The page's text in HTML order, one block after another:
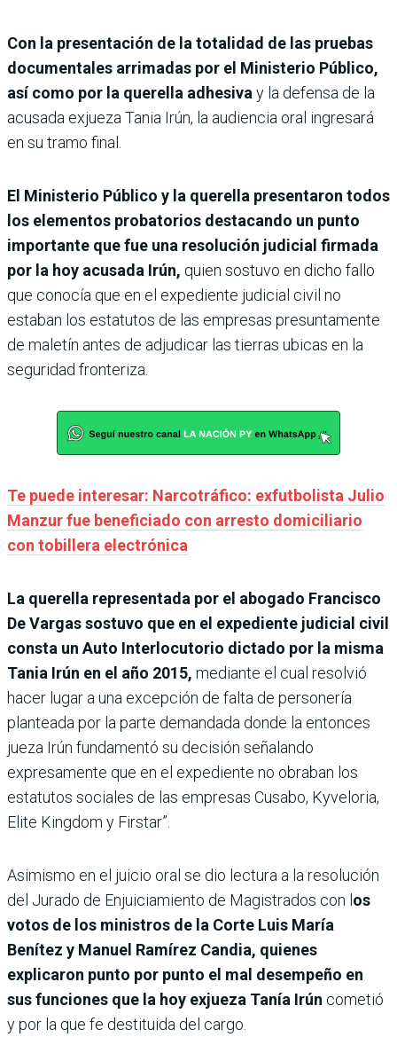
Con la presentación de la totalidad de las pruebas
documentales arrimadas por el Ministerio Público,
así como por la querella adhesivay la defensa de la
acusada exjueza Tania Irún, la audiencia oral ingresará
en su tramo final.
El Ministerio Público y la querella presentaron todos
los elementos probatorios destacando un punto
importante que fue una resolución judicial firmada
por la hoy acusada Irún, quien sostuvo en dicho fallo
que conocía que en el expediente judicial civil no
estaban los estatutos de las empresas presuntamente
de maletín antes de adjudicar las tierras ubicas en la
seguridad fronteriza.
Te puede interesar: Narcotráfico: exfutbolista Julio
Manzur fue beneficiado con arresto domiciliario
con tobillera electrónica
La querella representada por el abogado Francisco
De Vargas sostuvo que en el expediente judicial civil
consta un Auto Interlocutorio dictado por la misma
Tania Irún en el año 2015, mediante el cual resolvió
hacer lugar a una excepción de falta de personería
planteada por la parte demandada donde la entonces
jueza Irún fundamentó su decisión señalando
expresamente que en el expediente no obraban los
estatutos sociales de las empresas Cusabo, Kyveloria,
Elite Kingdom y Firstar”.
Asimismo en el juicio oral se dio lectura a la resolución
del Jurado de Enjuiciamiento de Magistrados con l os
votos de los ministros de la Corte Luis María
Benítez y Manuel Ramírez Candia, quienes
explicaron punto por punto el mal desempeño en
sus funciones que la hoy exjueza Tanía Irún cometió
y por la que fe destituida del cargo.